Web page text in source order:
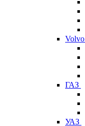
Volvo
ГАЗ
УАЗ